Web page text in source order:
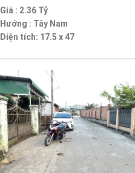
Giá : 2.36 Tỷ
Hướng : Tây Nam
Diện tích: 17.5 x 47